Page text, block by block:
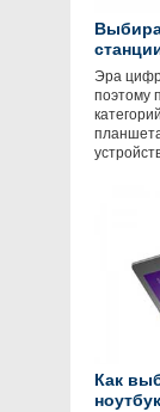
Эра
поэтому
Как